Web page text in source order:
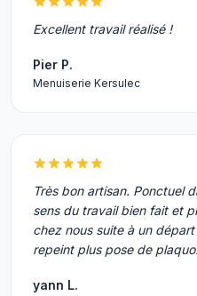
Excellent travail réalisé !
Pier P.
Menuiserie Kersulec
Très bon artisan. Ponctuel
sens du travail bien fait et
chez nous suite à un
repeint plus pose de
yann L.